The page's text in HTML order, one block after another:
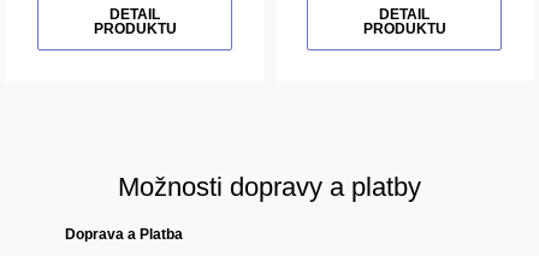
DETAIL
PRODUKTU
DETAIL
PRODUKTU
Možnosti dopravy a platby
Doprava a Platba